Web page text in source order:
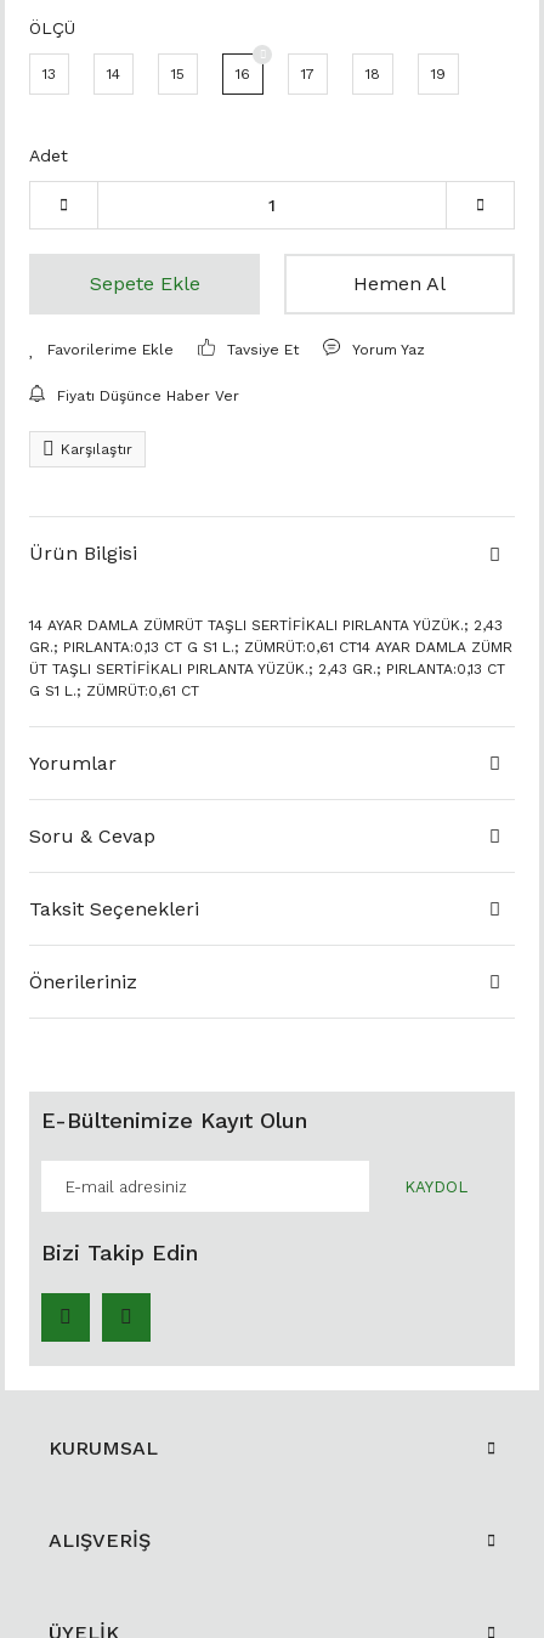
ÖLÇÜ
13 14 15 16 17 18 19
Adet
Sepete Ekle Hemen Al
Tavsiye Et Yorum Yaz
Fiyatı Düşünce Haber Ver
Karşılaştır
Ürün Bilgisi
14 AYAR DAMLA ZÜMRÜT TAŞLI SERTİFİKALI PIRLANTA YÜZÜK.; 2,43
GR.; PIRLANTA:0,13 CT G S1 L.; ZÜMRÜT:0,61 CT14 AYAR DAMLA ZÜMR
ÜT TAŞLI SERTİFİKALI PIRLANTA YÜZÜK.; 2,43 GR.; PIRLANTA:0,13 CT
G S1 L.; ZÜMRÜT:0,61 CT
Yorumlar
Soru & Cevap
Taksit Seçenekleri
Önerileriniz
E-Bültenimize Kayıt Olun
KAYDOL
Bizi Takip Edin
KURUMSAL
ALIŞVERİŞ
ÜYELİK